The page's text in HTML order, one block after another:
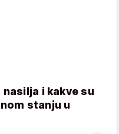
i kakve su
stanju u